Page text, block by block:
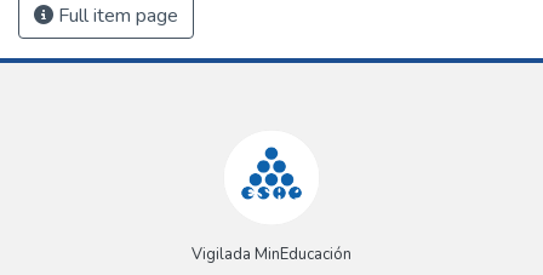
Full item page
Vigilada MinEducación